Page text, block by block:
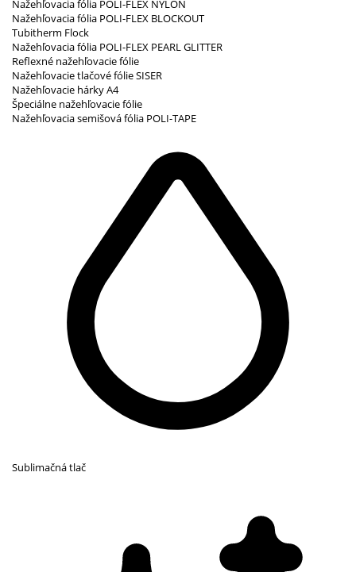
Nažehľovacia fólia POLI-FLEX NYLON
Nažehľovacia fólia POLI-FLEX BLOCKOUT
Tubitherm Flock
Nažehľovacia fólia POLI-FLEX PEARL GLITTER
Reflexné nažehľovacie fólie
Nažehľovacie tlačové fólie SISER
Nažehľovacie hárky A4
Špeciálne nažehľovacie fólie
Nažehľovacia semišová fólia POLI-TAPE
Sublimačná tlač